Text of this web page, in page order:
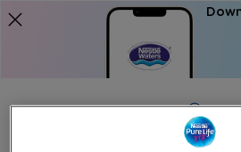
Language
عربي